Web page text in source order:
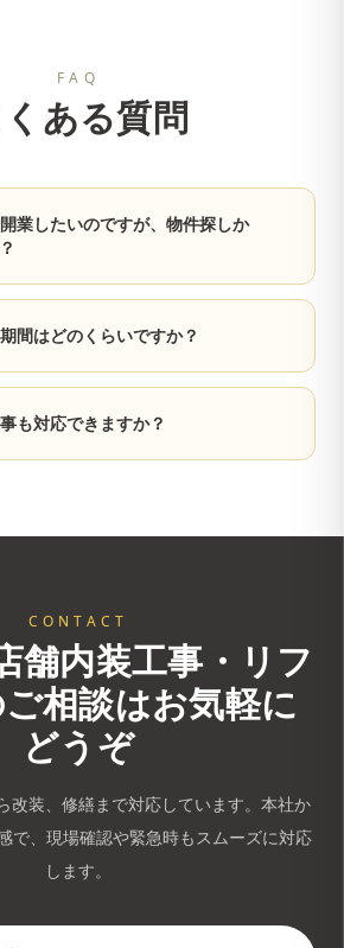
FAQ
ある質問
業したいのですが、物件探しか
間はどのくらいですか？
も対応できますか？
CONTACT
舗内装工事・リフ
相談はお気軽に
どうぞ
改装、修繕まで対応しています。 本社か
で、現場確認や緊急時もスムーズに対応
します。